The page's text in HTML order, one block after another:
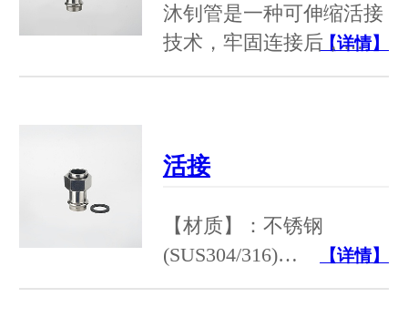
沐钊管是一种可伸缩活接
技术，牢固连接后，…
【详情】
活接
【材质】：不锈钢
(SUS304/316)…
【详情】